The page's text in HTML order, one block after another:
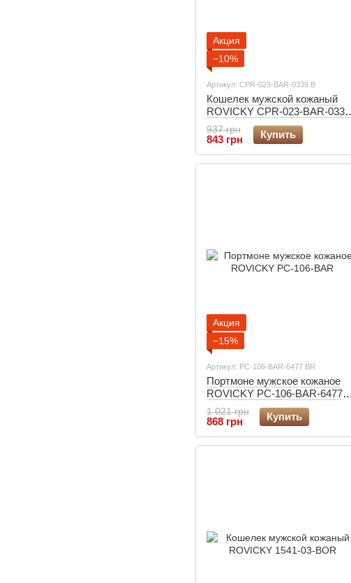
Акция
−10%
Артикул: CPR-023-BAR-0339 B
Кошелек мужской кожаный
ROVICKY CPR-023-BAR-0339
Black
937 грн
843 грн Купить
Акция
−15%
Артикул: PC-106-BAR-6477 BR
Портмоне мужское кожаное
ROVICKY PC-106-BAR-6477
Brown
1 021 грн
868 грн Купить